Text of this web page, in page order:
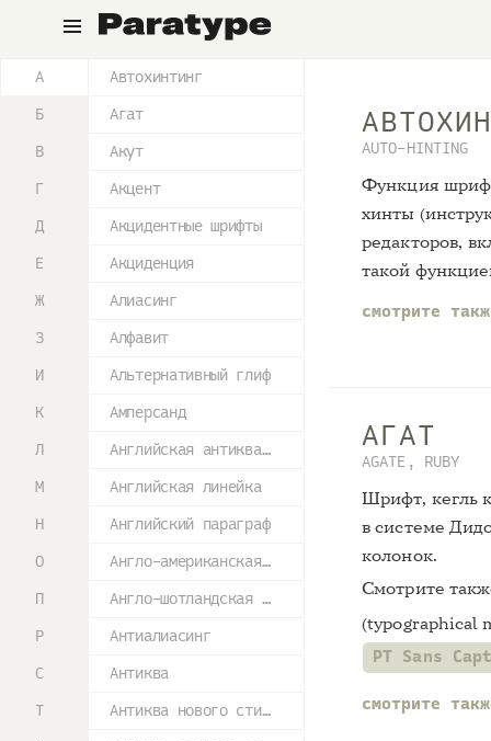
Паратайп
А
Б
В
Г
Д
Е
Ж
З
И
К
Л
М
Н
О
П
Р
С
Т
Автохинтинг
Агат
Акут
Акцент
Акцидентные шрифты
Акциденция
Алиасинг
Алфавит
Альтернативный глиф
Амперсанд
Английская антиква старого стиля
Английская линейка
Английский параграф
Англо-американская типометрическая система
Англо-шотландская антиква
Антиалиасинг
Антиква
Антиква нового стиля
AUTO-HINTING
Функция
хинты
редакторов,
такой
смотрите
АГАТ
AGATE, RUBY
Шрифт, кегль
в системе
колонок.
Смотрите
(typographical
PT Sans
смотрите